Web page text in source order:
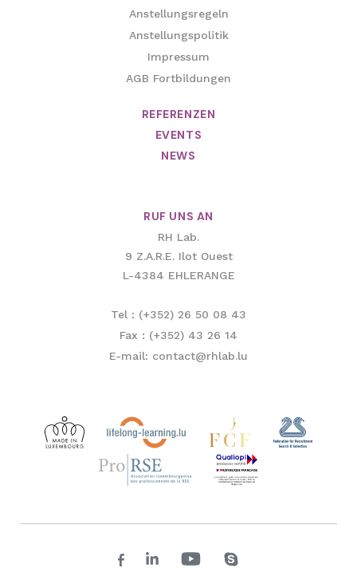
Anstellungsregeln
Anstellungspolitik
Impressum
AGB Fortbildungen
REFERENZEN
EVENTS
NEWS
RUF UNS AN
RH Lab.
9 Z.A.R.E. Ilot Ouest
L-4384 EHLERANGE
Tel : (+352) 26 50 08 43
Fax : (+352) 43 26 14
E-mail: contact@rhlab.lu